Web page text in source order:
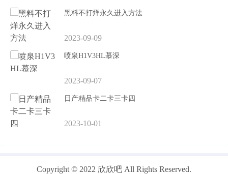
黑料不打烊永久进入方法
2023-09-09
喷泉H1V3HL慕深
2023-09-07
日产精品卡二卡三卡四
2023-10-01
Copyright © 2022 欣欣吧 All Rights Reserved.